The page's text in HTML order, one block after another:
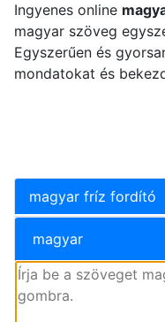
Ingyenes online
magyar szöveg
Egyszerűen és
mondatokat és
magyar fríz fordító
magyar